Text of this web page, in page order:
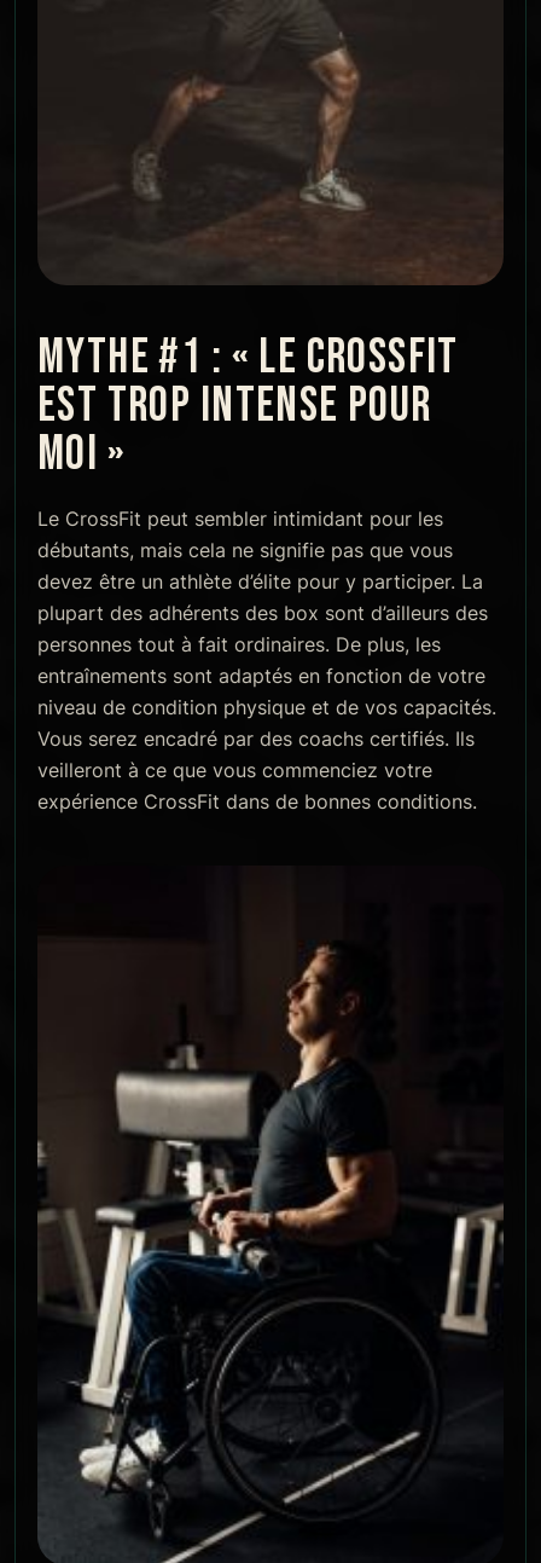
MYTHE #1 : « LE CROSSFIT
EST TROP INTENSE POUR
MOI »
Le CrossFit peut sembler intimidant pour les
débutants, mais cela ne signifie pas que vous
devez être un athlète d’élite pour y participer. La
plupart des adhérents des box sont d’ailleurs des
personnes tout à fait ordinaires. De plus, les
entraînements sont adaptés en fonction de votre
niveau de condition physique et de vos capacités.
Vous serez encadré par des coachs certifiés. Ils
veilleront à ce que vous commenciez votre
expérience CrossFit dans de bonnes conditions.